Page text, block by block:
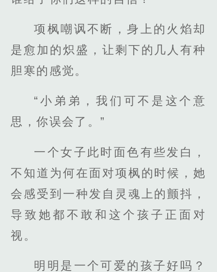
项枫嘲讽不断，身上的火焰却
是愈加的炽盛，让剩下的几人有种
胆寒的感觉。
“小弟弟，我们可不是这个意
思，你误会了。”
一个女子此时面色有些发白，
不知道为何在面对项枫的时候，她
会感受到一种发自灵魂上的颤抖，
导致她都不敢和这个孩子正面对
视。
明明是一个可爱的孩子好吗？